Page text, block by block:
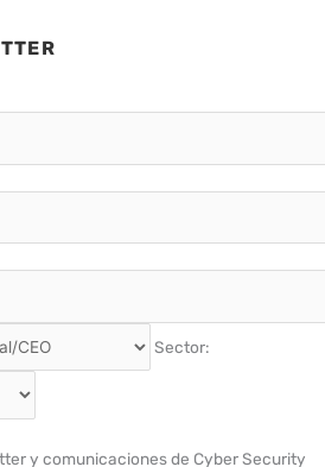
Sector:
y comunicaciones de Cyber Security